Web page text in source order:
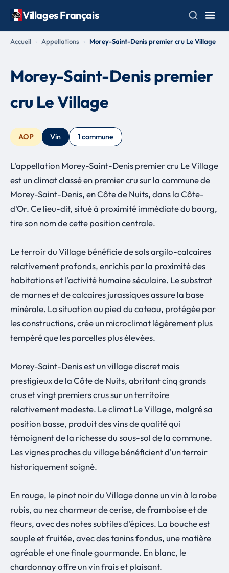
Villages Français
Accueil Appellations Morey-Saint-Denis premier cru Le Village
Morey-Saint-Denis premier
cru Le Village
AOP Vin 1 commune
L'appellation Morey-Saint-Denis premier cru Le Village
est un climat classé en premier cru sur la commune de
Morey-Saint-Denis, en Côte de Nuits, dans la Côte-
d'Or. Ce lieu-dit, situé à proximité immédiate du bourg,
tire son nom de cette position centrale.
Le terroir du Village bénéficie de sols argilo-calcaires
relativement profonds, enrichis par la proximité des
habitations et l'activité humaine séculaire. Le substrat
de marnes et de calcaires jurassiques assure la base
minérale. La situation au pied du coteau, protégée par
les constructions, crée un microclimat légèrement plus
tempéré que les parcelles plus élevées.
Morey-Saint-Denis est un village discret mais
prestigieux de la Côte de Nuits, abritant cinq grands
crus et vingt premiers crus sur un territoire
relativement modeste. Le climat Le Village, malgré sa
position basse, produit des vins de qualité qui
témoignent de la richesse du sous-sol de la commune.
Les vignes proches du village bénéficient d'un terroir
historiquement soigné.
En rouge, le pinot noir du Village donne un vin à la robe
rubis, au nez charmeur de cerise, de framboise et de
fleurs, avec des notes subtiles d'épices. La bouche est
souple et fruitée, avec des tanins fondus, une matière
agréable et une finale gourmande. En blanc, le
chardonnay offre un vin frais et plaisant.